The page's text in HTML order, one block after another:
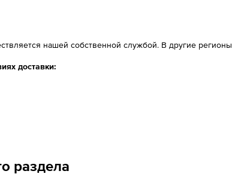
нашей собственной службой. В другие
доставки:
раздела